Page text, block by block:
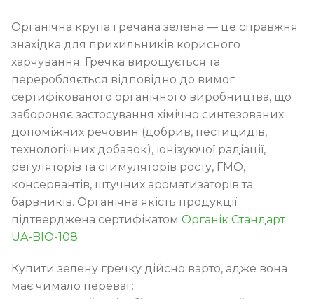
Органічна крупа гречана зелена — це справжня
знахідка для прихильників корисного
харчування. Гречка вирощується та
переробляється відповідно до вимог
сертифікованого органічного виробництва, що
забороняє застосування хімічно синтезованих
допоміжних речовин (добрив, пестицидів,
технологічних добавок), іонізуючої радіації,
регуляторів та стимуляторів росту, ГМО,
консервантів, штучних ароматизаторів та
барвників. Органічна якість продукції
підтверджена сертифікатом Органік Стандарт
UA-BIO-108.
Купити зелену гречку дійсно варто, адже вона
має чимало переваг: